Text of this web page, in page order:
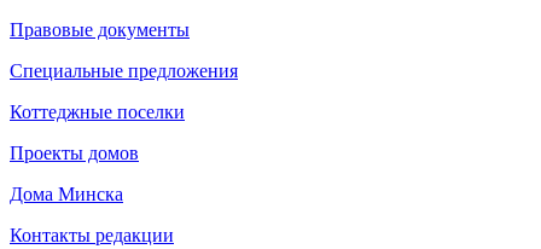
Правовые документы
Специальные предложения
Коттеджные поселки
Проекты домов
Дома Минска
Контакты редакции